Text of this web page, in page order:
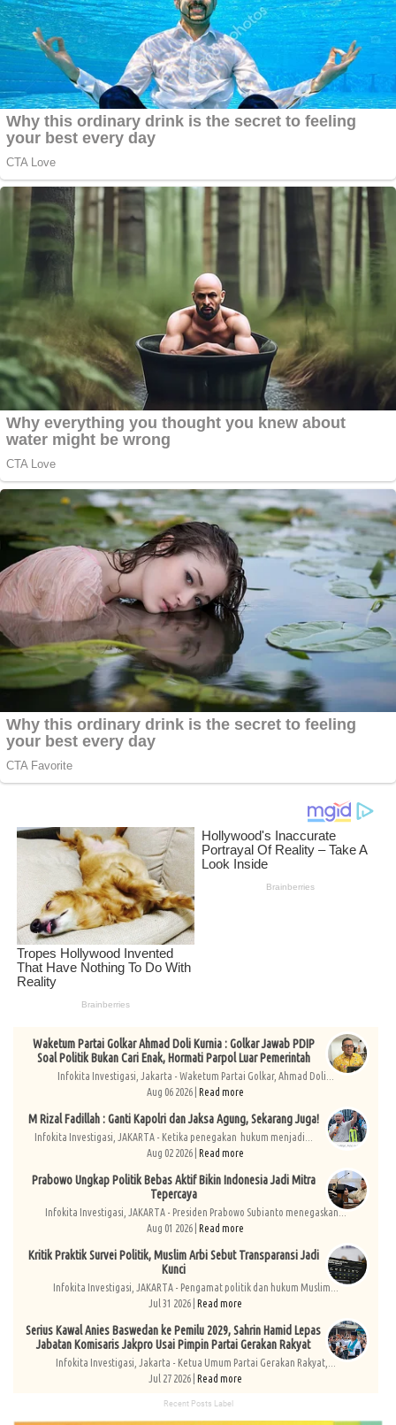
Waketum Partai Golkar Ahmad Doli Kurnia : Golkar Jawab PDIP
Soal Politik Bukan Cari Enak, Hormati Parpol Luar Pemerintah
Infokita Investigasi, Jakarta - Waketum Partai Golkar, Ahmad Doli...
Aug 06 2026 | Read more
M Rizal Fadillah : Ganti Kapolri dan Jaksa Agung, Sekarang Juga!
Infokita Investigasi, JAKARTA - Ketika penegakan hukum menjadi...
Aug 02 2026 | Read more
Prabowo Ungkap Politik Bebas Aktif Bikin Indonesia Jadi Mitra
Tepercaya
Infokita Investigasi, JAKARTA - Presiden Prabowo Subianto menegaskan...
Aug 01 2026 | Read more
Kritik Praktik Survei Politik, Muslim Arbi Sebut Transparansi Jadi
Kunci
Infokita Investigasi, JAKARTA - Pengamat politik dan hukum Muslim...
Jul 31 2026 | Read more
Serius Kawal Anies Baswedan ke Pemilu 2029, Sahrin Hamid Lepas
Jabatan Komisaris Jakpro Usai Pimpin Partai Gerakan Rakyat
Infokita Investigasi, Jakarta - Ketua Umum Partai Gerakan Rakyat,...
Jul 27 2026 | Read more
Recent Posts Label